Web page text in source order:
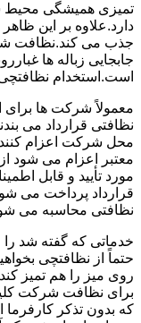
تمیزی همیشگی محیط
دارد.علاوه بر این
جذب می کند.نظافت
جابجایی زباله ها
است.استخدام
معمولاً شرکت ها
نظافتی قرارداد می
محل شرکت اعزام
معتبر اعزام می شود
مورد تأیید و قابل
قرارداد پرداخت می
نظافتی محاسبه می
خدماتی که گفته شد را
حتماً از نظافتچی
روی میز را هم تمیز
برای نظافت شرکت
که بدون تذکر